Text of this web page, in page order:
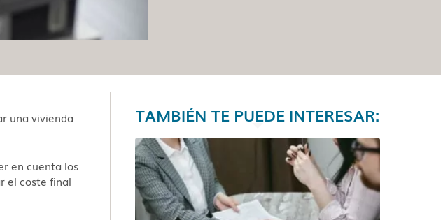
una vivienda
en cuenta los
el coste final
TAMBIÉN TE PUEDE INTERESAR: